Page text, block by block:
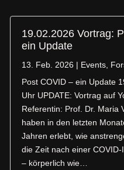
19.02.2026 Vortrag:
ein Update
13. Feb. 2026 | Events
Post COVID – ein Update
Uhr UPDATE: Vortrag auf
Referentin: Prof. Dr. Maria
haben in den letzten
Jahren erlebt, wie
die Zeit nach einer
– körperlich wie…